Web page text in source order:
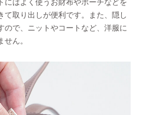
にはよく使うお財布やポーチなどを
て取り出しが便利です。また、隠し
ので、ニットやコートなど、洋服に
ん。